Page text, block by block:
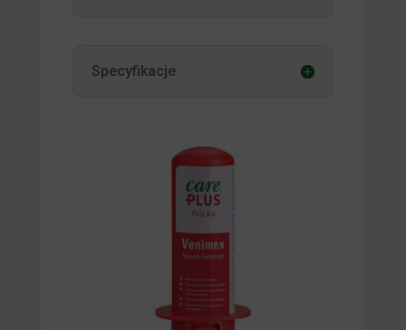
Specyfikacje